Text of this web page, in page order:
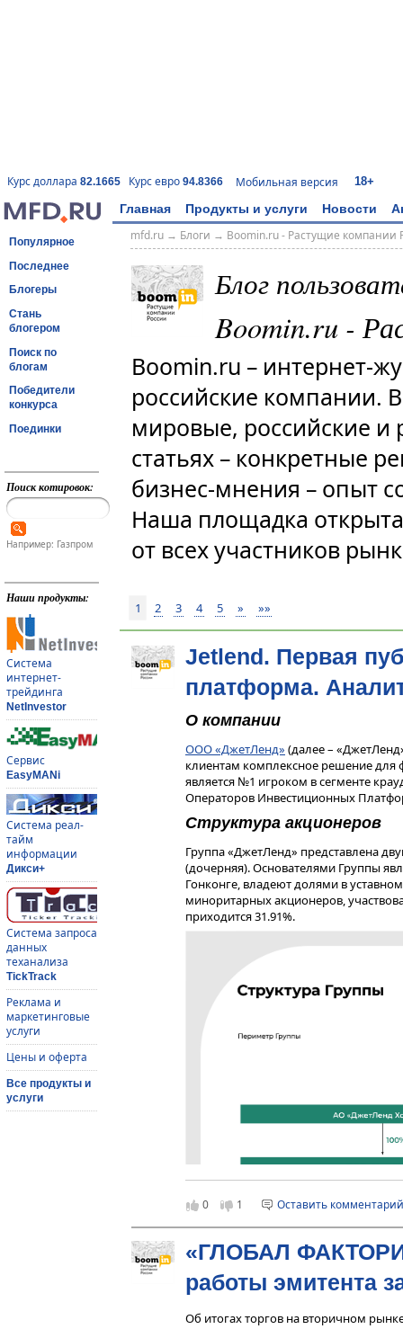
Курс доллара 82.1665 Курс евро 94.8366 Мобильная версия 18+
Главная Продукты и услуги Новости
Популярное
Последнее
Блогеры
Стань
блогером
Поиск по
блогам
Победители
конкурса
Поединки
Поиск котировок:
Например: Газпром
Наши продукты:
Система
интернет-
трейдинга
NetInvestor
Сервис
EasyMANi
Система реал-
тайм
информации
Дикси+
Система запроса
данных
теханализа
TickTrack
Реклама и
маркетинговые
услуги
Цены и оферта
Все продукты и
услуги
mfd.ru→ Блоги → Boomin.ru - Растущие компании
Блог
Boomin.ru -
Boomin.ru – интернет-
российские компании.
мировые, российские и
статьях – конкретные
бизнес-мнения – опыт
Наша площадка
от всех участников
1 2 3 4 5 » »»
Jetlend. Первая
платформа.
О компании
ООО «ДжетЛенд» (далее –
клиентам комплексное решение
является №1 игроком в сегменте
Операторов Инвестиционных
Структура акционеров
Группа «ДжетЛенд» представлена
(дочерняя). Основателями Группы
Гонконге, владеют долями в
миноритарных акционеров,
приходится 31.91%.
0 1 Оставить комментарий
«ГЛОБАЛ
работы эмитента
Об итогах торгов на вторичном